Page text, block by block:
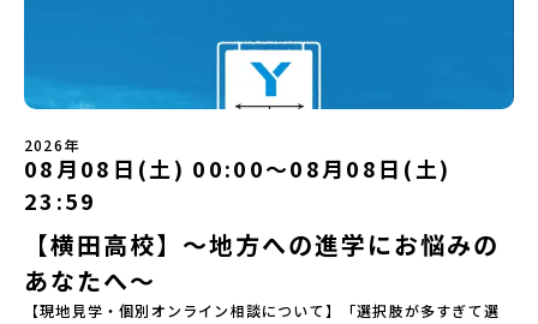
ある若者にあふれる持続可能な地域・社会をつくる」というビジョ
ンを掲げ、2017年3月に島根県に設立した教育事業団体です。日本
全国約200の高校と連携しながら、中学卒業後に地域の枠を越えて生
とができるシステム「地域みらい留学」をはじめとした、教育事業
や地域活性モデルをつくり続けています。名 称：一般財団法人地
域・教育魅力化プラットフォーム設 立：2017年3月代表者：岩本
悠所在地：〒690-0842 島根県松江市東本町二丁目25-6 みらい
BASE2階公式HP：http://c-platform.or.jp/お問い合わせ先担
当：小川・小原E-mail：info@miratabi.jp「おためし地域留学体
験」のプログラム開催情報を公式LINEにて配信中！ぜひご登録くだ
さい♪地域みらい留学公式LINE
の？」「どんなまちなの？」という疑問にお答えする詳細配信で
す。2泊3日のプログラムの中身をお伝えします。日時：6月10日(水)
19：00〜20：00内容：どんなところ？プログラム詳細解説、質疑
応答紹介地域：鹿児島県出水市・出水工業高校/北海道標津町/岩手
県八幡平市/愛媛県鬼北町＊4つの地域のプログラムを1時間でぎゅっ
とお届けします。お申し込み：https://c-
mirai.jp/events/064069お気軽にどうぞ！「はじめての一人旅だ
けど大丈夫？」「どんな体験ができるの？」そんな保護者様の不安
や、中学生のみなさんの素朴な疑問にスタッフが直接お答えしま
す。チャットでの質問も可能ですので、ぜひご自宅からリラックス
してご参加ください。▼お申し込み前に必ずご確認ください・参加
規約への同意プログラムへの参加申し込みいただく前に、「お申し
間】中標津空港 8月6日(木) 13：30 解散【対象】中学2年生、中学3
年生【宿泊先】民宿 船長の家※1室に複数(同性2～4名程度)で宿泊
いただく予定です。【旅行代金】無料※旅行代金に含まれる費用の
ム内のアクティビティ・体験費用・一部の食事代*以下の費用は参加
者のご負担となります・集合場所までの往復交通費・お土産代や自
由時間の個人飲食費などの個人的費用【募集人数】最大10名（お申
し込み多数の場合は抽選の上決定）【参加者決定】お申し込み多数
の場合は、締め切り後1週間を目途に当落結果をご連絡いたします。
【申し込み受付期間】6月8日(月)12：00 から 6月22日(月) 12：00
まで疑問も不安もワクワクに変える！「おためし地域留学」ステッ
プアップ説明会プログラムの内容を詳しく知りたい方や、お申し込
もに、留学生と地元生が説明役を務めてくれます。⚪︎これまでの先輩
方はこんなお話をしてくれました。・進路で悩んだポイント、南三
陸に決めた理由・南三陸高校に来てみて気づいたこと、変化したこ
と・地元の普通が、外から見たら特別だった話・飛び込む留学生、
迎え入れる地元生・南三陸での高校生活、実際どう？・どんな人に
おすすめ？-----はじめから強い想い、覚悟を持っていなくても、大
丈夫です。 何かやってみたい。学んでみたい。挑戦したい。素直で
小さく感じる想いでも、その一歩を、私たちは全力で応援します。
応募の場合は、3年生を優先させていただく場合がございます。※本
イベントは全国募集による留学生向けです。宮城県内の中学校に在
籍する方、また、宮城県内に在住する方は申し訳ございませんが参
加できませんのでご了承ください。なお、宮城県内から本校を受験
2026年
08月08日(土) 00:00〜08月08日(土)
23:59
【横田高校】～地方への進学にお悩みの
あなたへ～
【現地見学・個別オンライン相談について】「選択肢が多すぎて選